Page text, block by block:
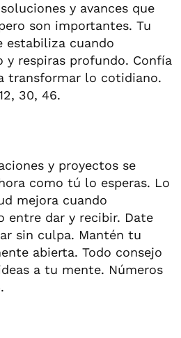
y avances que
son importantes. Tu
estabiliza cuando
y respiras profundo. Confía
transformar lo cotidiano.
30, 46.
y proyectos se
como tú lo esperas. Lo
mejora cuando
entre dar y recibir. Date
sin culpa. Mantén tu
abierta. Todo consejo
a tu mente. Números